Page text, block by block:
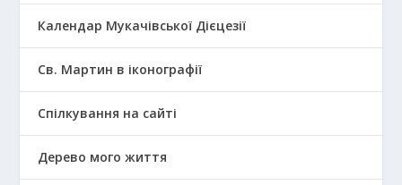
Календар Мукачівської Дієцезії
Св. Мартин в іконографії
Спілкування на сайті
Дерево мого життя